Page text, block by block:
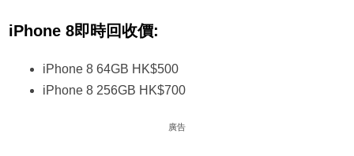
iPhone 8即時回收價:
iPhone 8 64GB HK$500
iPhone 8 256GB HK$700
廣告